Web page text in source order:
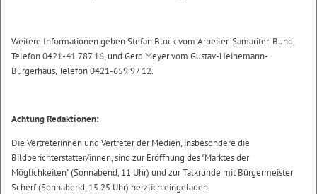
Weitere Informationen geben Stefan Block vom Arbeiter-Samariter-Bund,
Telefon 0421-41 787 16, und Gerd Meyer vom Gustav-Heinemann-
Bürgerhaus, Telefon 0421-659 97 12.
Achtung Redaktionen:
Die Vertreterinnen und Vertreter der Medien, insbesondere die
Bildberichterstatter/innen, sind zur Eröffnung des "Marktes der
Möglichkeiten" (Sonnabend, 11 Uhr) und zur Talkrunde mit Bürgermeister
Scherf (Sonnabend, 15.25 Uhr) herzlich eingeladen.